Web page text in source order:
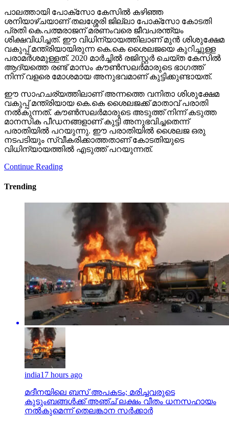
പാലത്തായി പോക്സോ കേസില്‍ കഴിഞ്ഞ
ശനിയാഴ്ചയാണ് തലശ്ശേരി ജില്ലാ പോക്സോ കോടതി
പ്രതി കെ.പത്മരാജന് മരണംവരെ ജീവപരന്ത്യം
ശിക്ഷവിധിച്ചത്. ഈ വിധിന്യായത്തിലാണ് മുന്‍ ശിശുക്ഷേമ
വകുപ്പ് മന്ത്രിയായിരുന്ന കെ.കെ ശൈലജയെ കുറിച്ചുള്ള
പരാമര്‍ശമുള്ളത്. 2020 മാര്‍ച്ചില്‍ രജിസ്റ്റര്‍ ചെയ്ത കേസില്‍
ആദ്യത്തെ രണ്ട് മാസം കൗണ്‍സലര്‍മാരുടെ ഭാഗത്ത്
നിന്ന് വളരെ മോശമായ അനുഭവമാണ് കുട്ടിക്കുണ്ടായത്.
ഈ സാഹചര്യത്തിലാണ് അന്നത്തെ വനിതാ ശിശുക്ഷേമ
വകുപ്പ് മന്ത്രിയായ കെ.കെ ശൈലജക്ക് മാതാവ് പരാതി
നല്‍കുന്നത്. കൗണ്‍സലര്‍മാരുടെ അടുത്ത് നിന്ന് കടുത്ത
മാനസിക പീഡനങ്ങളാണ് കുട്ടി അനുഭവിച്ചതെന്ന്
പരാതിയില്‍ പറയുന്നു. ഈ പരാതിയില്‍ ശൈലജ ഒരു
നടപടിയും സ്വീകരിക്കാത്തതാണ് കോടതിയുടെ
വിധിന്യായത്തില്‍ എടുത്ത് പറയുന്നത്.
Continue Reading
Trending
india17 hours ago
മദീനയിലെ ബസ് അപകടം; മരിച്ചവരുടെ
കുടുംബങ്ങള്‍ക്ക് അഞ്ച് ലക്ഷം വീതം ധനസഹായം
നല്‍കുമെന്ന് തെലങ്കാന സര്‍ക്കാര്‍